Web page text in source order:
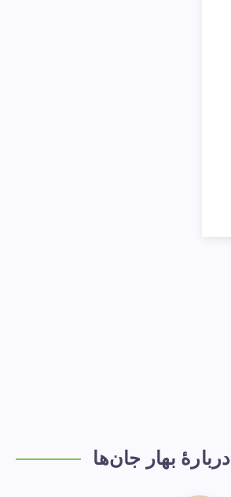
دربارهٔ بهار جان‌ها